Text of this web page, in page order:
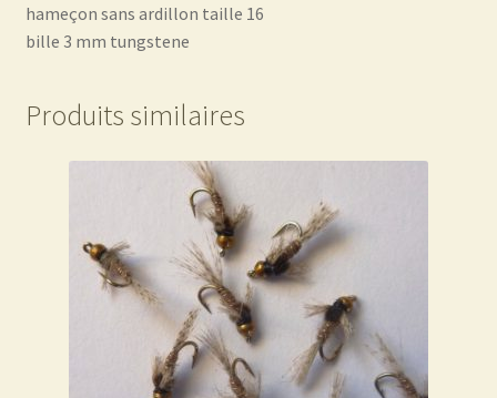
hameçon sans ardillon taille 16
bille 3 mm tungstene
Produits similaires